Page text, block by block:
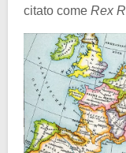
citato come Rex